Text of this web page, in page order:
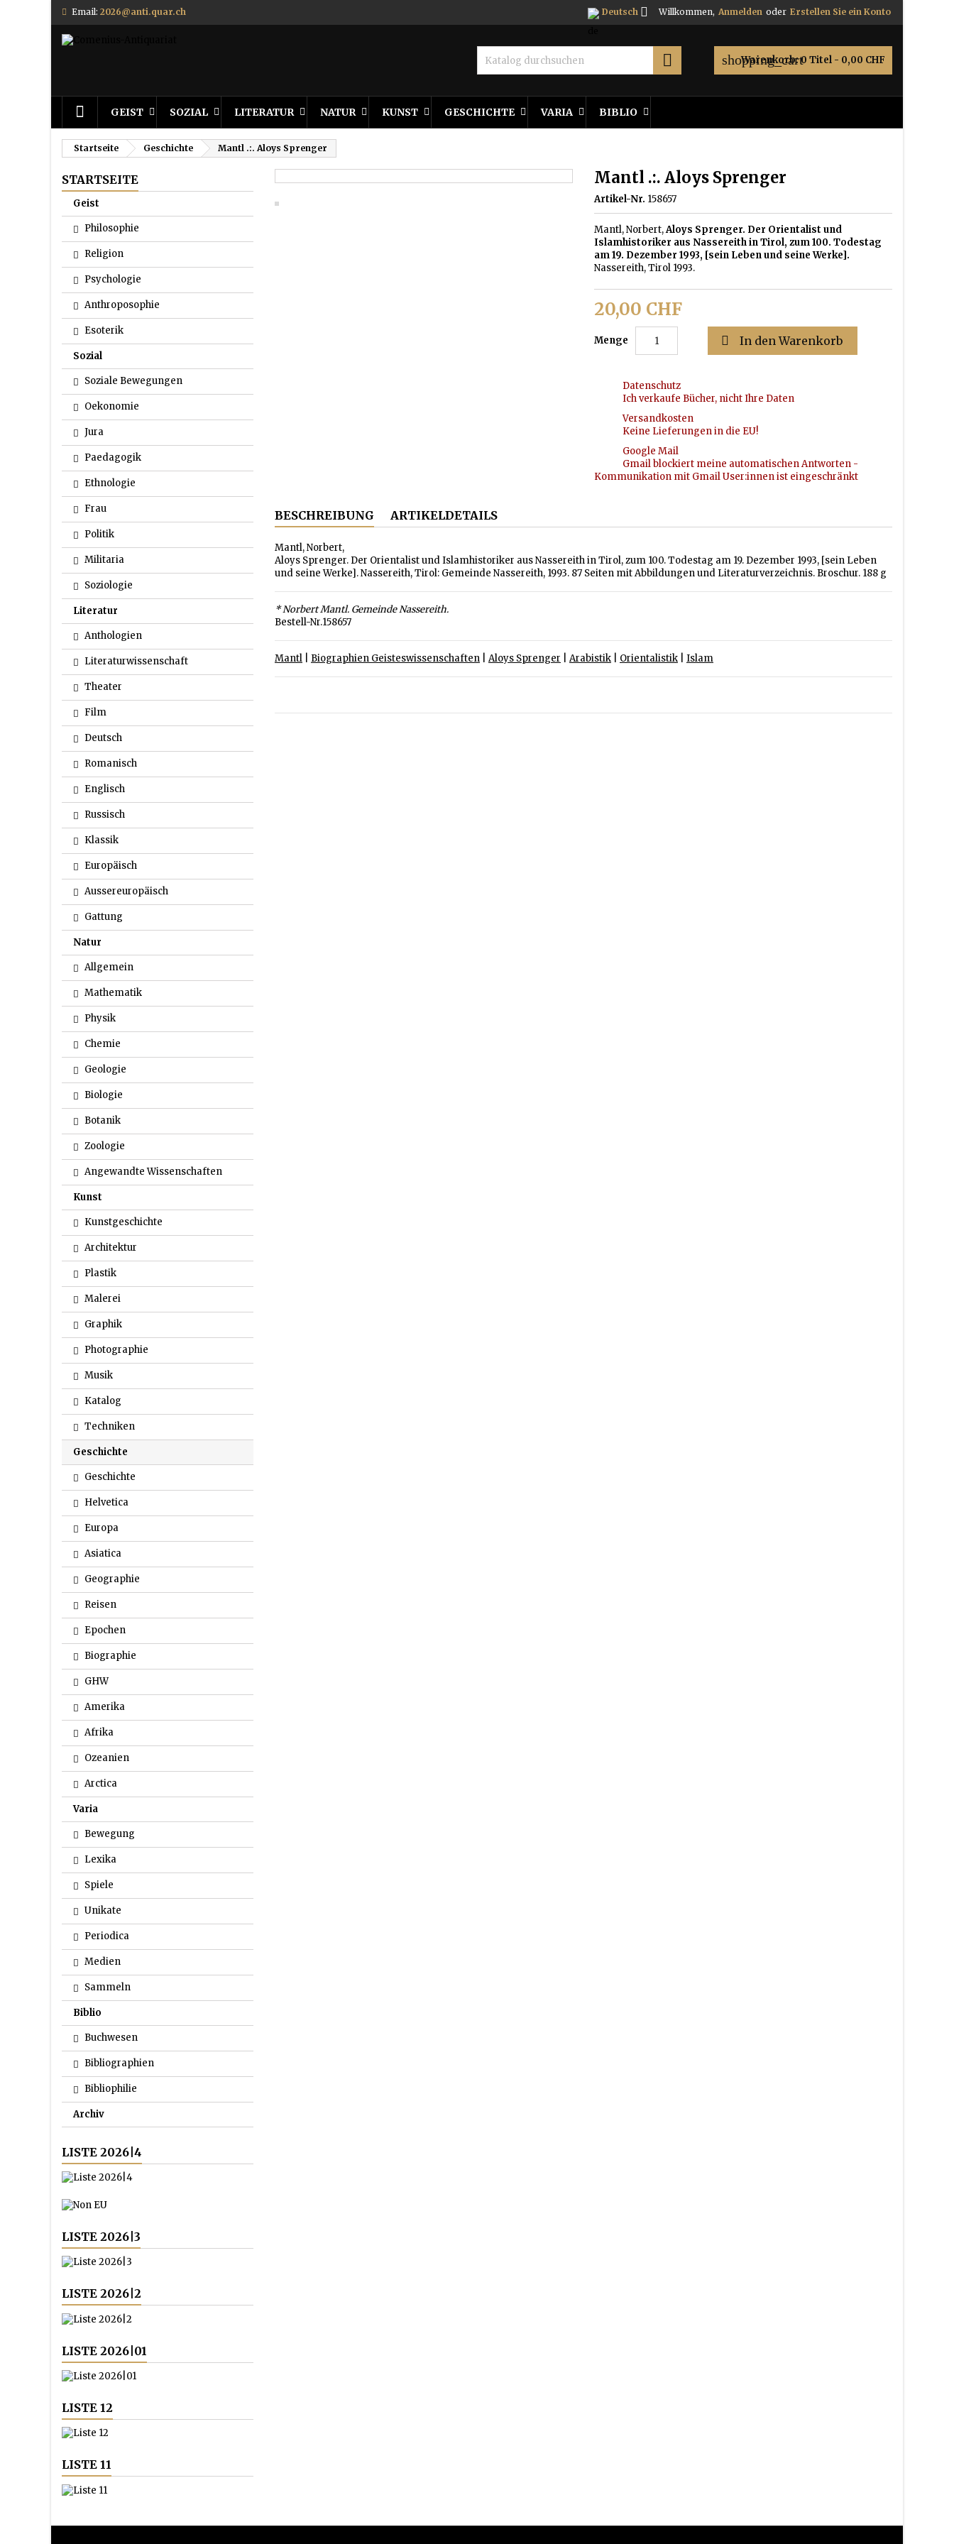
Email: 2026@anti.quar.ch Willkommen, Anmelden oder Erstellen Sie ein Konto
Deutsch 
shopping_cart
Warenkorb:0 Titel - 0,00 CHF

GEIST SOZIAL LITERATUR NATUR KUNST GESCHICHTE VARIA BIBLIO
Startseite Geschichte Mantl .:. Aloys Sprenger
STARTSEITE
Geist
Philosophie
Religion
Psychologie
Anthroposophie
Esoterik
Sozial
Soziale Bewegungen
Oekonomie
Jura
Paedagogik
Ethnologie
Frau
Politik
Militaria
Soziologie
Literatur
Anthologien
Literaturwissenschaft
Theater
Film
Deutsch
Romanisch
Englisch
Russisch
Klassik
Europäisch
Aussereuropäisch
Gattung
Natur
Allgemein
Mathematik
Physik
Chemie
Geologie
Biologie
Botanik
Zoologie
Angewandte Wissenschaften
Kunst
Kunstgeschichte
Architektur
Plastik
Malerei
Graphik
Photographie
Musik
Katalog
Techniken
Geschichte
Geschichte
Helvetica
Europa
Asiatica
Geographie
Reisen
Epochen
Biographie
GHW
Amerika
Afrika
Ozeanien
Arctica
Varia
Bewegung
Lexika
Spiele
Unikate
Periodica
Medien
Sammeln
Biblio
Buchwesen
Bibliographien
Bibliophilie
Archiv
LISTE 2026|4
LISTE 2026|3
LISTE 2026|2
LISTE 2026|01
LISTE 12
LISTE 11
Mantl .:. Aloys Sprenger
Artikel-Nr. 158657
Mantl, Norbert,Aloys Sprenger. Der Orientalist und
Islamhistoriker aus Nassereith in Tirol, zum 100. Todestag
am 19. Dezember 1993, [sein Leben und seine Werke].
Nassereith, Tirol 1993.
20,00 CHF
Menge  In den Warenkorb
Datenschutz
Ich verkaufe Bücher, nicht Ihre Daten
Versandkosten
Keine Lieferungen in die EU!
Google Mail
Gmail blockiert meine automatischen Antworten -
Kommunikation mit Gmail User:innen ist eingeschränkt
BESCHREIBUNG ARTIKELDETAILS
Mantl, Norbert,
Aloys Sprenger. Der Orientalist und Islamhistoriker aus Nassereith in Tirol, zum 100. Todestag am 19. Dezember 1993, [sein Leben
und seine Werke]. Nassereith, Tirol: Gemeinde Nassereith, 1993. 87 Seiten mit Abbildungen und Literaturverzeichnis. Broschur. 188 g
* Norbert Mantl. Gemeinde Nassereith.
Bestell-Nr.158657
Mantl Biographien Geisteswissenschaften Aloys Sprenger Arabistik Orientalistik Islam